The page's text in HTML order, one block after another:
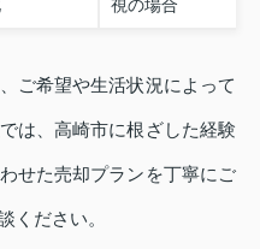
視の場合
ご希望や生活状況によって
は、高崎市に根ざした経験
せた売却プランを丁寧にご
ください。